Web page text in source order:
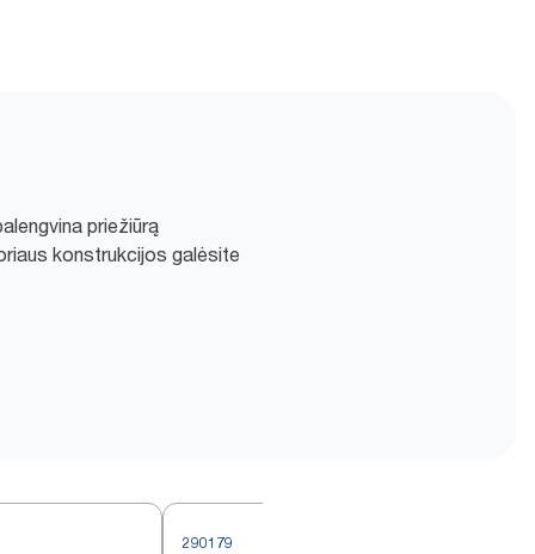
priežiūrą
konstrukcijos galėsite
290179